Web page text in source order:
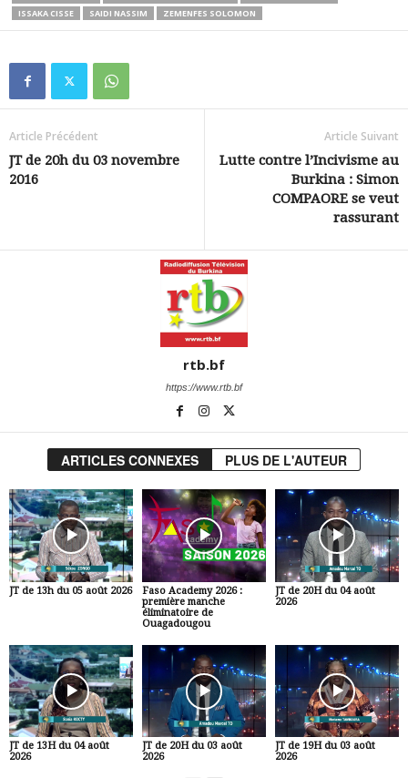
ISSAKA CISSE
SAIDI NASSIM ZEMENFES SOLOMON
Article Précédent
JT de 20h du 03 novembre
2016
Article Suivant
Lutte contre l’Incivisme au
Burkina : Simon
COMPAORE se veut
rassurant
rtb.bf
https://www.rtb.bf
ARTICLES CONNEXES PLUS DE L'AUTEUR
JT de 13h du 05 août 2026
Faso Academy 2026 :
première manche
éliminatoire de
Ouagadougou
JT de 20H du 04 août
2026
JT de 13H du 04 août
2026
JT de 20H du 03 août
2026
JT de 19H du 03 août
2026